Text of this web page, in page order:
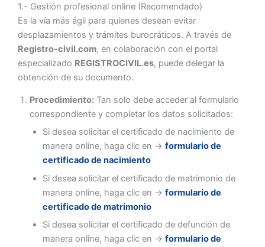
1.- Gestión profesional online (Recomendado)
Es la vía más ágil para quienes desean evitar
desplazamientos y trámites burocráticos. A través de
Registro-civil.com, en colaboración con el portal
especializado REGISTROCIVIL.es, puede delegar la
obtención de su documento.
Procedimiento: Tan solo debe acceder al formulario
correspondiente y completar los datos solicitados:
Si desea solicitar el certificado de nacimiento de
manera online, haga clic en -> formulario de
certificado de nacimiento
Si desea solicitar el certificado de matrimonio de
manera online, haga clic en -> formulario de
certificado de matrimonio
Si desea solicitar el certificado de defunción de
manera online, haga clic en -> formulario de